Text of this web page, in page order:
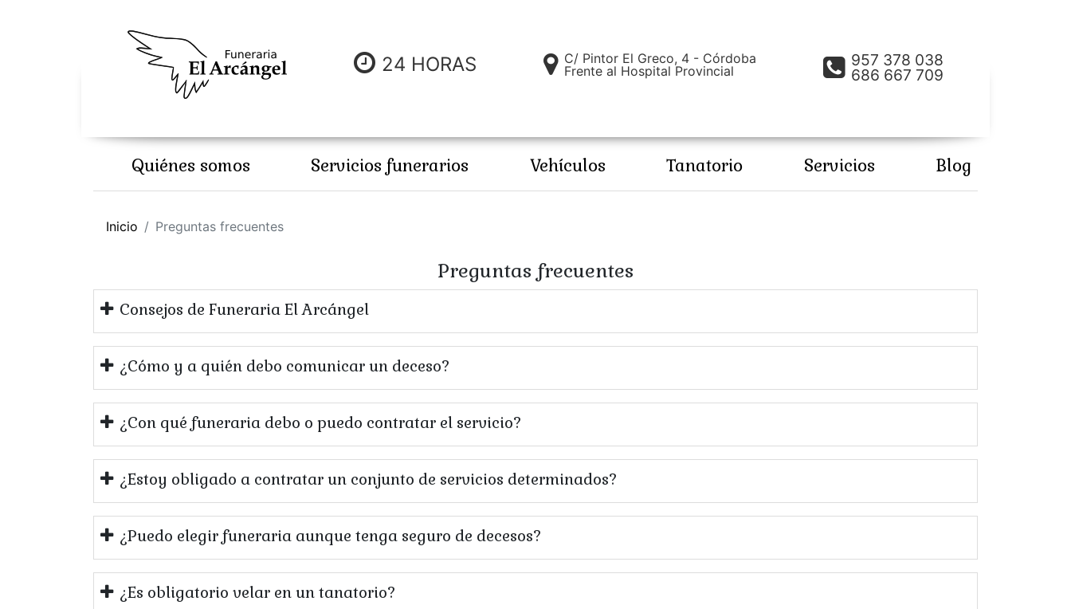
24 HORAS
C/ Pintor El Greco, 4 - Córdoba
Frente al Hospital Provincial
957 378 038
686 667 709
Quiénes somos Servicios funerarios Vehículos Tanatorio Servicios Blog
Inicio Preguntas frecuentes
Preguntas frecuentes
Consejos de Funeraria El Arcángel
¿Cómo y a quién debo comunicar un deceso?
¿Con qué funeraria debo o puedo contratar el servicio?
¿Estoy obligado a contratar un conjunto de servicios determinados?
¿Puedo elegir funeraria aunque tenga seguro de decesos?
¿Es obligatorio velar en un tanatorio?